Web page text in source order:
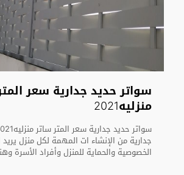
سواتر حديد جدارية سعر
منزليه2021
جدارية من الإنشاء ات المهمة لكل منزل
الخصوصية والحماية للمنزل وأفراد الأسرة